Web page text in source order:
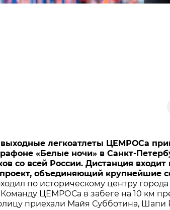
легкоатлеты ЦЕМРОСа
«Белые ночи» в Санкт-
со всей России. Дистанция
объединяющий крупнейшие
по историческому центру
ЦЕМРОСа в забеге на 10 км
приехали Майя Субботина,